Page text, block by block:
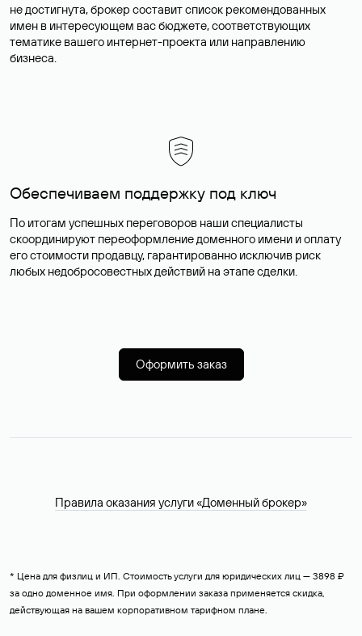
не достигнута, брокер составит список рекомендованных
имен в интересующем вас бюджете, соответствующих
тематике вашего интернет-проекта или направлению
бизнеса.
Обеспечиваем поддержку под ключ
По итогам успешных переговоров наши специалисты
скоординируют переоформление доменного имени и оплату
его стоимости продавцу, гарантированно исключив риск
любых недобросовестных действий на этапе сделки.
Оформить заказ
Правила оказания услуги «Доменный брокер»
* Цена для физлиц и ИП. Стоимость услуги для юридических лиц — 3898 ₽
за одно доменное имя. При оформлении заказа применяется скидка,
действующая на вашем корпоративном тарифном плане.